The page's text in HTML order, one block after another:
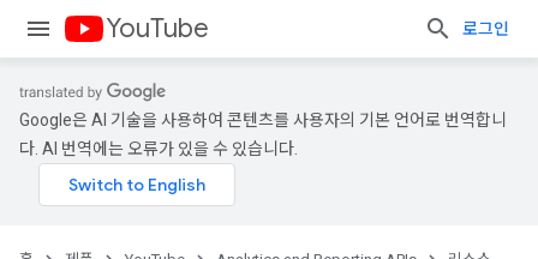
YouTube 로그인
Google은 AI 기술을 사용하여 콘텐츠를 사용자의 기본 언어로 번역합니
다. AI 번역에는 오류가 있을 수 있습니다.